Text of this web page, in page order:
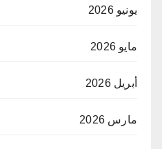
يونيو 2026
مايو 2026
أبريل 2026
مارس 2026